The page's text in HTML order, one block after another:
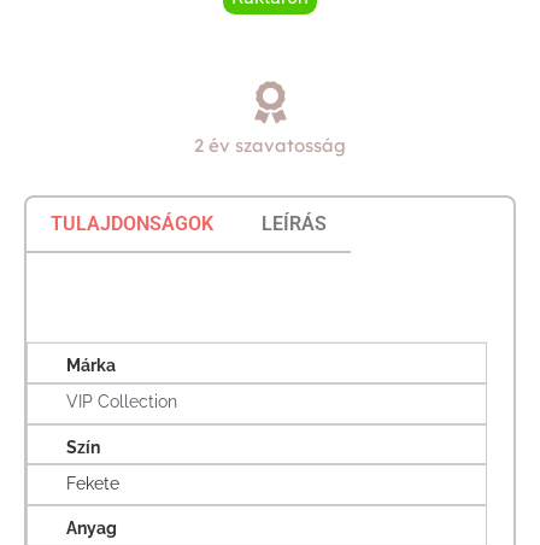
2 év szavatosság
TULAJDONSÁGOK LEÍRÁS
Márka
VIP Collection
Szín
Fekete
Anyag